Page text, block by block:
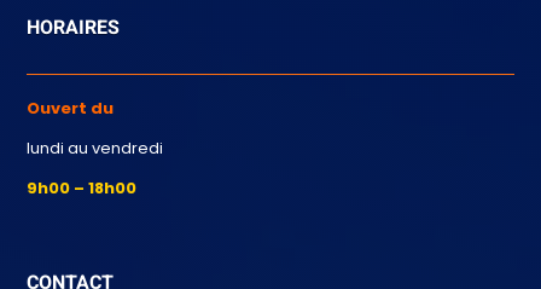
HORAIRES
Ouvert du
lundi au vendredi
9h00 – 18h00
CONTACT